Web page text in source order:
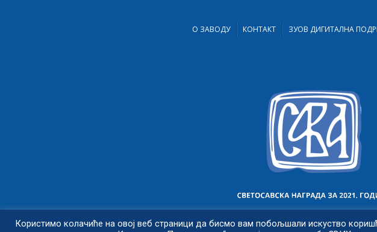
О ЗАВОДУ КОНТАКТ ЗУОВ ДИГИТАЛНА
Користимо колачиће на овој веб страници да бисмо вам побољшали искуство